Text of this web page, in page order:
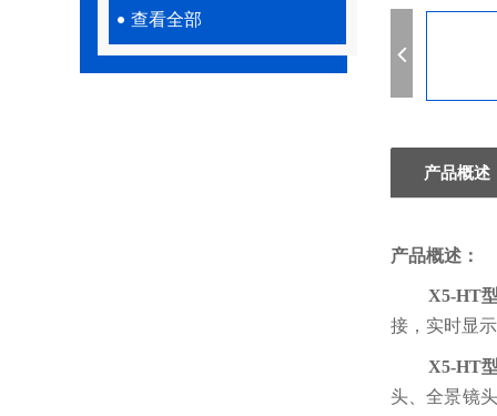
查看全部
产品概述
产品概述：
X5-HT
接，实时显
X5-HT
头、全景镜头